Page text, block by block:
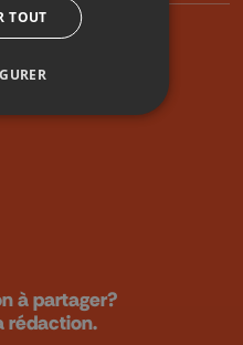
à partager?
rédaction.
TOUT